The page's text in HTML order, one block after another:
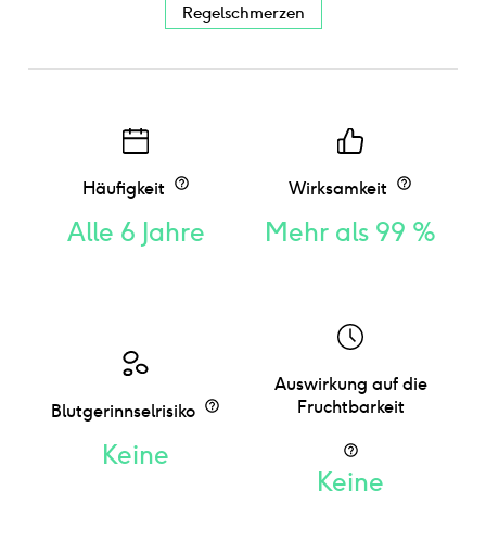
Regelschmerzen
Häufigkeit
Alle 6 Jahre
Wirksamkeit
Mehr als 99 %
Blutgerinnselrisiko
Keine
Auswirkung auf die
Fruchtbarkeit
Keine